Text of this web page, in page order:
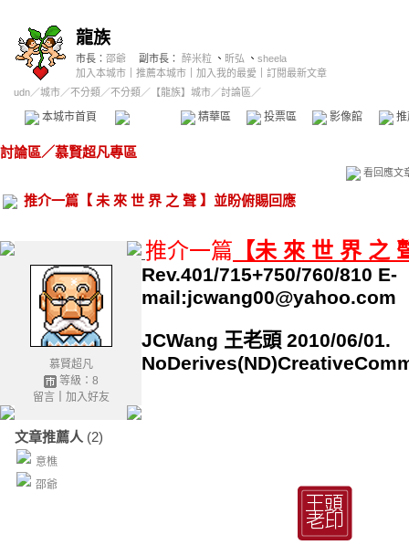
龍族
市長： 邵爺 副市長： 醉米粒 、 昕弘 、 sheela
加入本城市
推薦本城市 加入我的最愛
訂閱最新文章
udn／城市／不分類 ／不分類 ／ 【龍族】城市／討論區／
本城市首頁 精華區 投票區 影像館
討論區／慕賢超凡專區
看回應文
推介一篇【 未 來 世 界 之 聲 】並盼俯賜回應
慕賢超凡
等級：8
留言｜ 加入好友
文章推薦人 (2)
意樵
邵爺
推介一篇 【未 來 世 界 之
Rev.401/715+750/760/810 E-
mail:jcwang00@yahoo.com
JCWang 王老頭 2010/06/01.